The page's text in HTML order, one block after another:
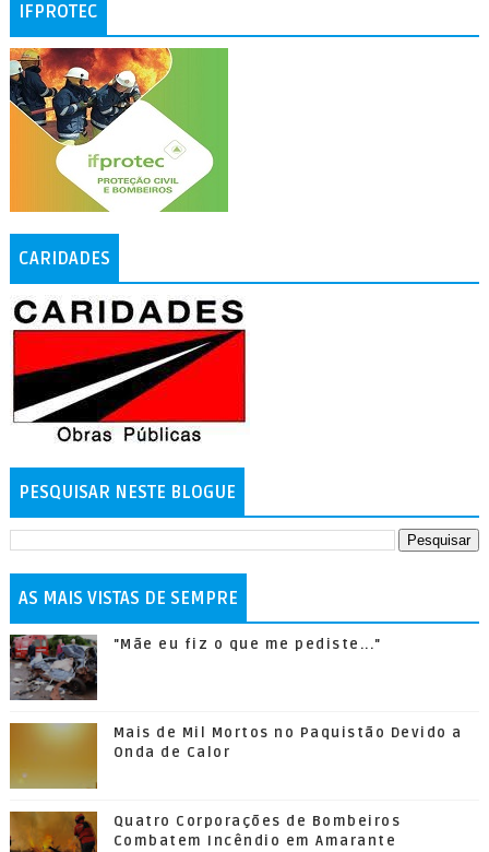
IFPROTEC
CARIDADES
PESQUISAR NESTE BLOGUE
AS MAIS VISTAS DE SEMPRE
"Mãe eu fiz o que me pediste..."
Mais de Mil Mortos no Paquistão Devido a
Onda de Calor
Quatro Corporações de Bombeiros
Combatem Incêndio em Amarante